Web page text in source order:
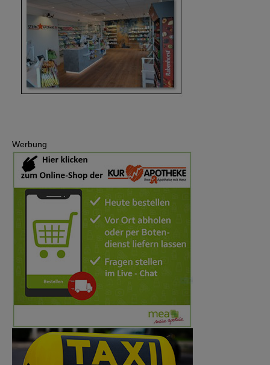
Werbung